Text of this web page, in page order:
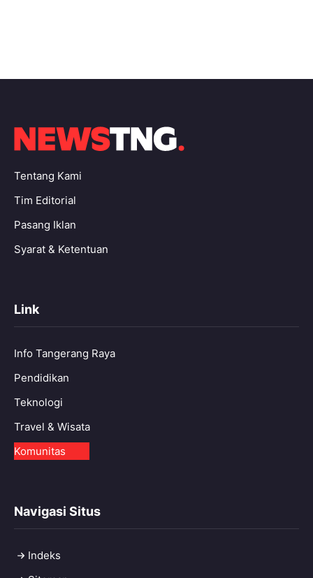
Tentang Kami
Tim Editorial
Pasang Iklan
Syarat & Ketentuan
Link
Info Tangerang Raya
Pendidikan
Teknologi
Travel & Wisata
Komunitas
Navigasi Situs
Indeks